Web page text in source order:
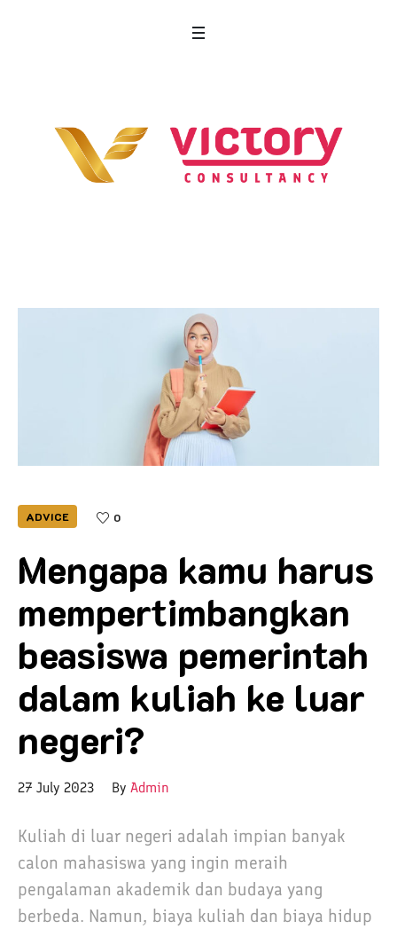
ADVICE 0
Mengapa kamu harus
mempertimbangkan
beasiswa pemerintah
dalam kuliah ke luar
negeri?
27 July 2023 By Admin
Kuliah di luar negeri adalah impian banyak
calon mahasiswa yang ingin meraih
pengalaman akademik dan budaya yang
berbeda. Namun, biaya kuliah dan biaya hidup